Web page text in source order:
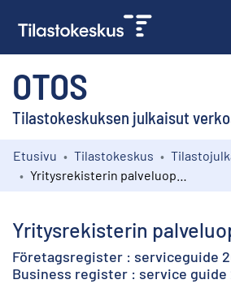
OTOS
Tilastokeskuksen julkaisut
Kokoelmat
Etusivu Tilastokeskus
Yritysrekisterin
Företagsregister : serviceguide
Business register : service guide